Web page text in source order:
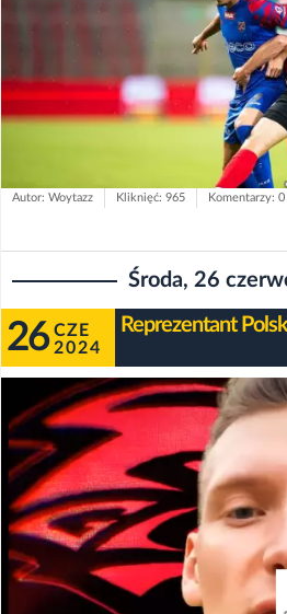
Autor: Woytazz Kliknięć: 965 Komentarzy: 0
Środa, 26
26 CZE
2024
Reprezentant